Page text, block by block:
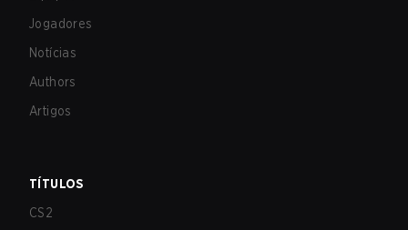
Jogadores
Notícias
Authors
Artigos
TÍTULOS
CS2